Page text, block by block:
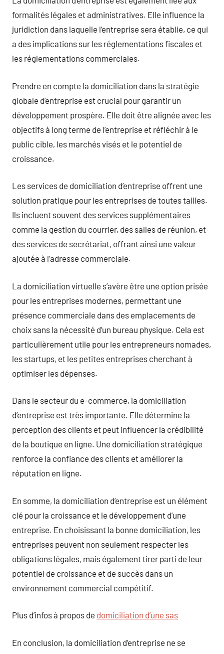
formalités légales et administratives. Elle influence la
juridiction dans laquelle l’entreprise sera établie, ce qui
a des implications sur les réglementations fiscales et
les réglementations commerciales.
Prendre en compte la domiciliation dans la stratégie
globale d’entreprise est crucial pour garantir un
développement prospère. Elle doit être alignée avec les
objectifs à long terme de l’entreprise et réfléchir à le
public cible, les marchés visés et le potentiel de
croissance.
Les services de domiciliation d’entreprise offrent une
solution pratique pour les entreprises de toutes tailles.
Ils incluent souvent des services supplémentaires
comme la gestion du courrier, des salles de réunion, et
des services de secrétariat, offrant ainsi une valeur
ajoutée à l’adresse commerciale.
La domiciliation virtuelle s’avère être une option prisée
pour les entreprises modernes, permettant une
présence commerciale dans des emplacements de
choix sans la nécessité d’un bureau physique. Cela est
particulièrement utile pour les entrepreneurs nomades,
les startups, et les petites entreprises cherchant à
optimiser les dépenses.
Dans le secteur du e-commerce, la domiciliation
d’entreprise est très importante. Elle détermine la
perception des clients et peut influencer la crédibilité
de la boutique en ligne. Une domiciliation stratégique
renforce la confiance des clients et améliorer la
réputation en ligne.
En somme, la domiciliation d’entreprise est un élément
clé pour la croissance et le développement d’une
entreprise. En choisissant la bonne domiciliation, les
entreprises peuvent non seulement respecter les
obligations légales, mais également tirer parti de leur
potentiel de croissance et de succès dans un
environnement commercial compétitif.
Plus d’infos à propos de domiciliation d’une sas
En conclusion, la domiciliation d’entreprise ne se